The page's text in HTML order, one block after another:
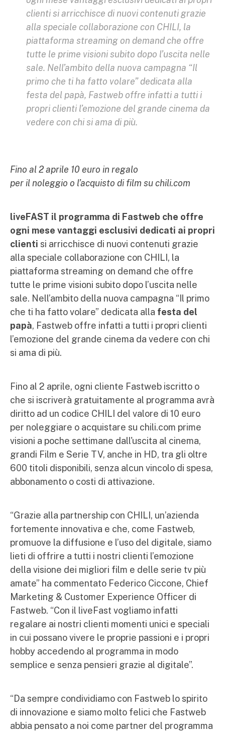
clienti si arricchisce di nuovi contenuti grazie
alla speciale collaborazione con CHILI, la
piattaforma streaming on demand che offre
tutte le prime visioni subito dopo l’uscita nelle
sale. Nell’ambito della nuova campagna “Il
primo che ti ha fatto volare” dedicata alla
festa del papà, Fastweb offre infatti a tutti i
propri clienti l’emozione del grande cinema da
vedere con chi si ama di più.
Fino al 2 aprile 10 euro in regalo
per il noleggio o l’acquisto di film su chili.com
liveFAST il programma di Fastweb che offre
ogni mese vantaggi esclusivi dedicati ai propri
clienti si arricchisce di nuovi contenuti grazie
alla speciale collaborazione con CHILI, la
piattaforma streaming on demand che offre
tutte le prime visioni subito dopo l’uscita nelle
sale. Nell’ambito della nuova campagna “Il primo
che ti ha fatto volare” dedicata alla festa del
papà, Fastweb offre infatti a tutti i propri clienti
l’emozione del grande cinema da vedere con chi
si ama di più.
Fino al 2 aprile, ogni cliente Fastweb iscritto o
che si iscriverà gratuitamente al programma avrà
diritto ad un codice CHILI del valore di 10 euro
per noleggiare o acquistare su chili.com prime
visioni a poche settimane dall'uscita al cinema,
grandi Film e Serie TV, anche in HD, tra gli oltre
600 titoli disponibili, senza alcun vincolo di spesa,
abbonamento o costi di attivazione.
“Grazie alla partnership con CHILI, un’azienda
fortemente innovativa e che, come Fastweb,
promuove la diffusione e l’uso del digitale, siamo
lieti di offrire a tutti i nostri clienti l’emozione
della visione dei migliori film e delle serie tv più
amate” ha commentato Federico Ciccone, Chief
Marketing & Customer Experience Officer di
Fastweb. “Con il liveFast vogliamo infatti
regalare ai nostri clienti momenti unici e speciali
in cui possano vivere le proprie passioni e i propri
hobby accedendo al programma in modo
semplice e senza pensieri grazie al digitale”.
“Da sempre condividiamo con Fastweb lo spirito
di innovazione e siamo molto felici che Fastweb
abbia pensato a noi come partner del programma